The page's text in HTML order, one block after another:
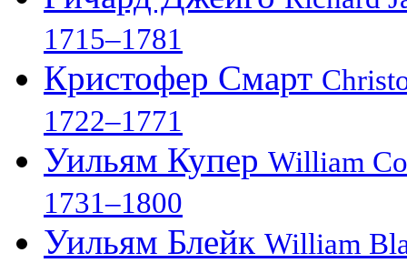
1715–1781
Кристофер Смарт
1722–1771
Уильям Купер William
1731–1800
Уильям Блейк William